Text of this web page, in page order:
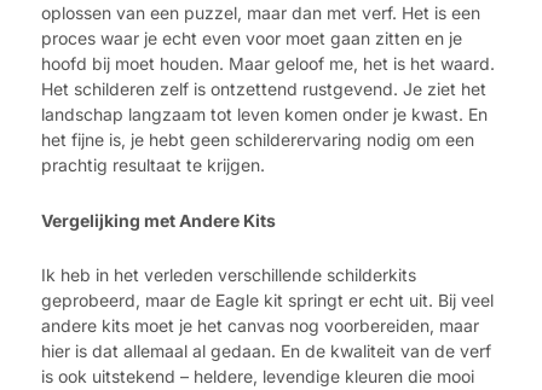
oplossen van een puzzel, maar dan met verf. Het is een
proces waar je echt even voor moet gaan zitten en je
hoofd bij moet houden. Maar geloof me, het is het waard.
Het schilderen zelf is ontzettend rustgevend. Je ziet het
landschap langzaam tot leven komen onder je kwast. En
het fijne is, je hebt geen schilderervaring nodig om een
prachtig resultaat te krijgen.
Vergelijking met Andere Kits
Ik heb in het verleden verschillende schilderkits
geprobeerd, maar de Eagle kit springt er echt uit. Bij veel
andere kits moet je het canvas nog voorbereiden, maar
hier is dat allemaal al gedaan. En de kwaliteit van de verf
is ook uitstekend – heldere, levendige kleuren die mooi